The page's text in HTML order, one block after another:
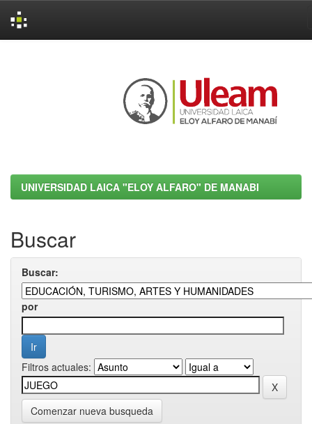
UNIVERSIDAD LAICA "ELOY ALFARO" DE MANABI
Buscar
Buscar:
por
Filtros actuales:
Comenzar nueva busqueda